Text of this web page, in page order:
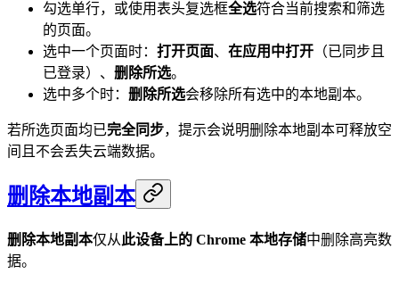
勾选单行，或使用表头复选框全选符合当前搜索和筛选
的页面。
选中一个页面时： 打开页面、 在应用中打开 （已同步且
已登录）、 删除所选。
选中多个时： 删除所选会移除所有选中的本地副本。
若所选页面均已完全同步，提示会说明删除本地副本可释放空
间且不会丢失云端数据。
删除本地副本
删除本地副本仅从 此设备上的 Chrome 本地存储中删除高亮数
据。